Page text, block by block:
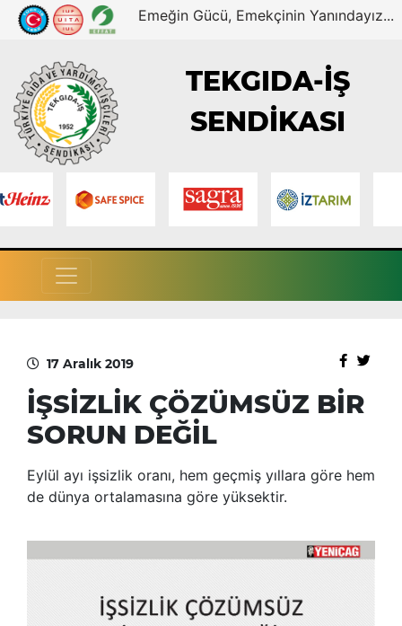
Emeğin Gücü, Emekçinin Yanındayız...
TEKGIDA-İŞ
SENDİKASI
17 Aralık 2019
İŞSİZLİK ÇÖZÜMSÜZ BİR
SORUN DEĞİL
Eylül ayı işsizlik oranı, hem geçmiş yıllara göre hem
de dünya ortalamasına göre yüksektir.